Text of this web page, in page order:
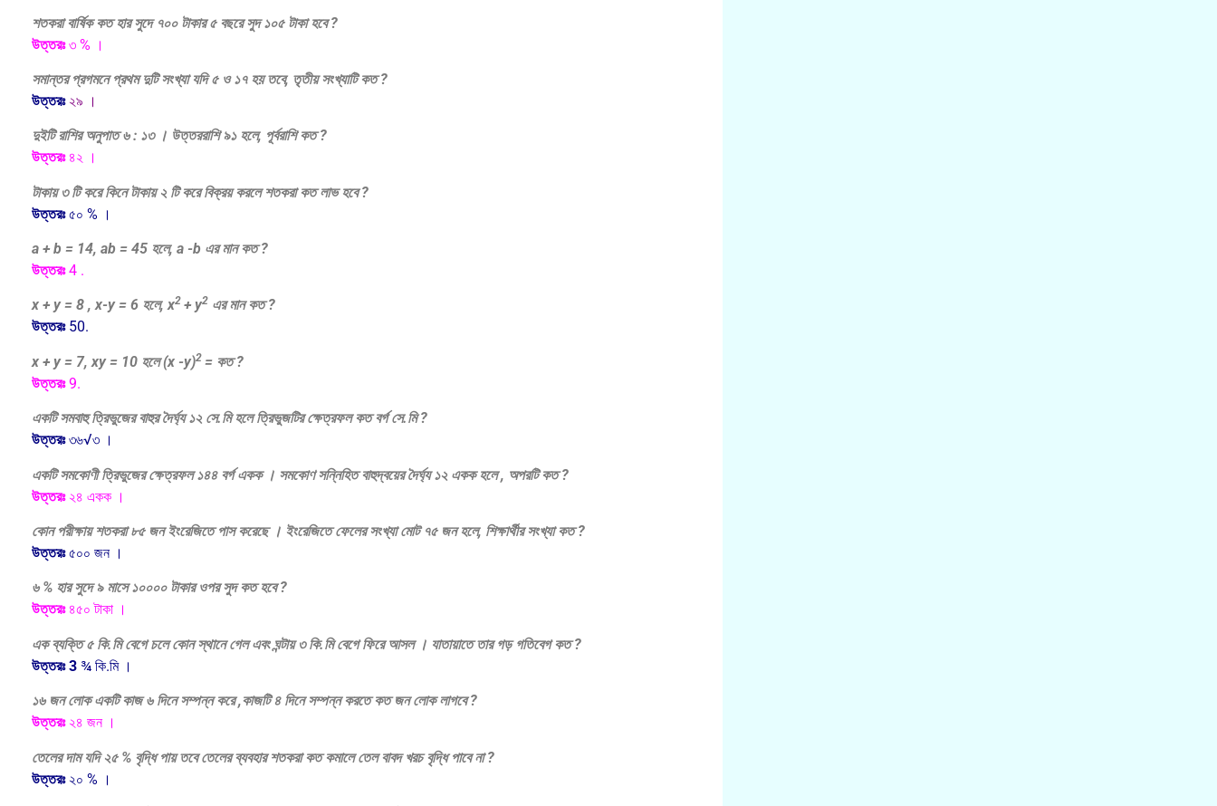
শতকরা বার্ষিক কত হার সুদে ৭০০ টাকার ৫ বছরে সুদ ১০৫ টাকা হবে ?
উত্তরঃ৩ % ।
সমান্তর প্রগমনে প্রথম দুটি সংখ্যা যদি ৫ ও ১৭ হয় তবে, তৃতীয় সংখ্যাটি কত ?
উত্তরঃ ২৯ ।
দুইটি রাশির অনুপাত ৬ : ১৩ । উত্তররাশি ৯১ হলে, পূর্বরাশি কত ?
উত্তরঃ৪২ ।
টাকায় ৩ টি করে কিনে টাকায় ২ টি করে বিক্রয় করলে শতকরা কত লাভ হবে ?
উত্তরঃ৫০ % ।
a + b = 14, ab = 45 হলে, a -b এর মান কত ?
উত্তরঃ4 .
x + y = 8 , x-y = 6 হলে, x2 + y2 এর মান কত ?
উত্তরঃ50.
x + y = 7, xy = 10 হলে (x -y)2 = কত ?
উত্তরঃ9.
একটি সমবাহু ত্রিভুজের বাহুর দৈর্ঘ্য ১২ সে.মি হলে ত্রিভুজটির ক্ষেত্রফল কত বর্গ সে.মি ?
উত্তরঃ৩৬√৩ ।
একটি সমকোণী ত্রিভুজের ক্ষেত্রফল ১৪৪ বর্গ একক । সমকোণ সন্নিহিত বাহুদ্বয়ের দৈর্ঘ্য ১২ একক হলে , অপরটি কত ?
উত্তরঃ২৪ একক ।
কোন পরীক্ষায় শতকরা ৮৫ জন ইংরেজিতে পাস করেছে । ইংরেজিতে ফেলের সংখ্যা মোট ৭৫ জন হলে, শিক্ষার্থীর সংখ্যা কত ?
উত্তরঃ৫০০ জন ।
৬ % হার সুদে ৯ মাসে ১০০০০ টাকার ওপর সুদ কত হবে ?
উত্তরঃ৪৫০ টাকা ।
এক ব্যক্তি ৫ কি.মি বেগে চলে কোন স্থানে গেল এবং ঘন্টায় ৩ কি.মি বেগে ফিরে আসল । যাতায়াতে তার গড় গতিবেগ কত ?
উত্তরঃ 3 ¾ কি.মি ।
১৬ জন লোক একটি কাজ ৬ দিনে সম্পন্ন করে ,কাজটি ৪ দিনে সম্পন্ন করতে কত জন লোক লাগবে?
উত্তরঃ২৪ জন ।
তেলের দাম যদি ২৫ % বৃদ্ধি পায় তবে তেলের ব্যবহার শতকরা কত কমালে তেল বাবদ খরচ বৃদ্ধি পাবে না ?
উত্তরঃ২০ % ।